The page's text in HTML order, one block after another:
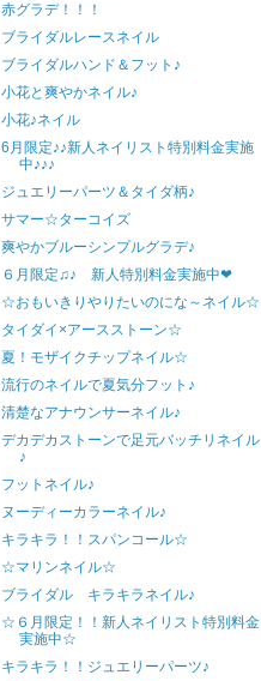
赤グラデ！！！
ブライダルレースネイル
ブライダルハンド＆フット♪
小花と爽やかネイル♪
小花♪ネイル
6月限定♪♪新人ネイリスト特別料金実施
中♪♪♪
ジュエリーパーツ＆タイダ柄♪
サマー☆ターコイズ
爽やかブルーシンプルグラデ♪
６月限定♫♪ 新人特別料金実施中❤
☆おもいきりやりたいのにな～ネイル☆
タイダイ×アースストーン☆
夏！モザイクチップネイル☆
流行のネイルで夏気分フット♪
清楚なアナウンサーネイル♪
デカデカストーンで足元バッチリネイル
♪
フットネイル♪
ヌーディーカラーネイル♪
キラキラ！！スパンコール☆
☆マリンネイル☆
ブライダル キラキラネイル♪
☆６月限定！！新人ネイリスト特別料金
実施中☆
キラキラ！！ジュエリーパーツ♪